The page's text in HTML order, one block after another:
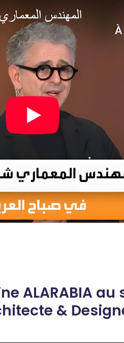
ALARABIA au
&